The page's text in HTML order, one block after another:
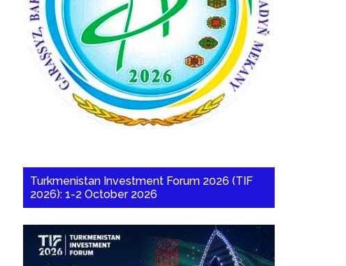
Turkmenistan Investment Forum 2026 (TIF
2026): 1-2 October 2026